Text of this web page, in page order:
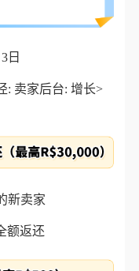
日
: 卖家后台: 增长>
新卖家
额返还